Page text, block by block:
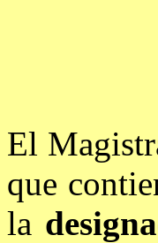
El
que
la